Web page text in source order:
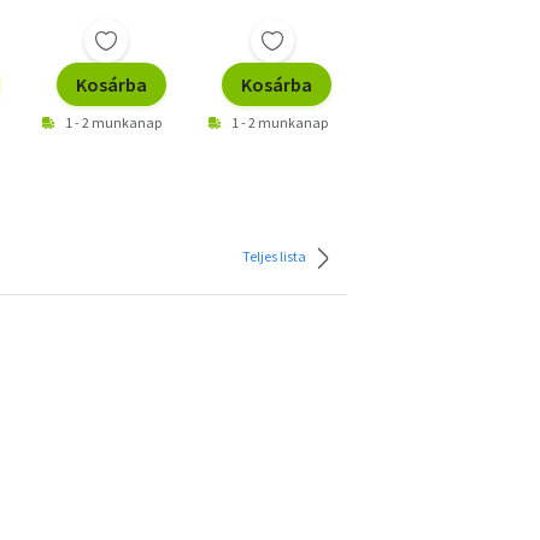
Kosárba
1 - 2 munkanap
Kosárba
1 - 2 munkanap
Teljes lista